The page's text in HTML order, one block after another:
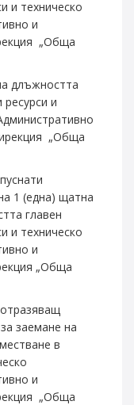
и техническо
и
„Обща
длъжността
ресурси и
„Обща
1 (една) щатна
главен
и техническо
и
„Обща
заемане на
в
и
„Обща